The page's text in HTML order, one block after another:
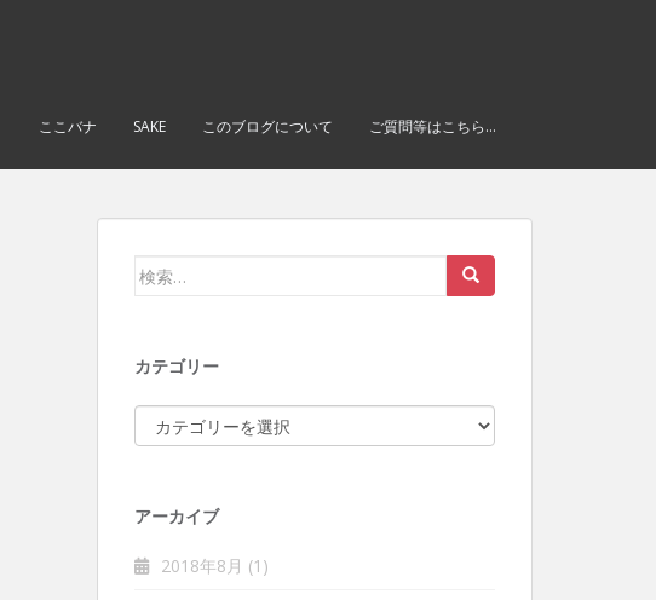
ここバナ SAKE このブログについて ご質問等はこちら…
検索:
カテゴリー
カテゴリー
アーカイブ
2018年8月 (1)